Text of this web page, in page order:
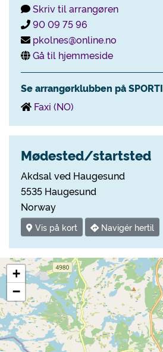
Skriv til arrangøren
90 09 75 96
pkolnes@online.no
Gå til hjemmeside
Se arrangørklubben på SPORTI
Faxi (NO)
Mødested/startsted
Akdsal ved Haugesund
5535 Haugesund
Norway
Vis på kort Navigér hertil
+
−